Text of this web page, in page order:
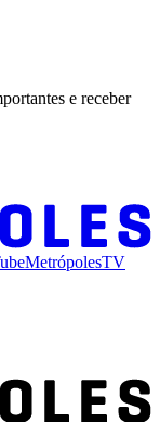
e receber
MetrópolesTV